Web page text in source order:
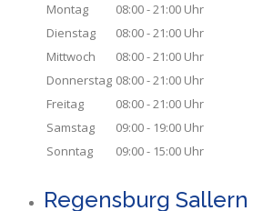
Montag
08:00 - 21:00 Uhr
Dienstag
08:00 - 21:00 Uhr
Mittwoch
08:00 - 21:00 Uhr
Donnerstag 08:00 - 21:00 Uhr
Freitag
08:00 - 21:00 Uhr
Samstag
09:00 - 19:00 Uhr
Sonntag
09:00 - 15:00 Uhr
Regensburg Sallern